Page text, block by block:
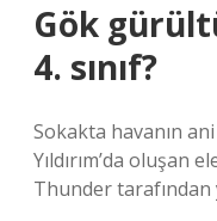
Gök
4. sınıf?
Sokakta havanın ani
Yıldırım’da oluşan
Thunder tarafından